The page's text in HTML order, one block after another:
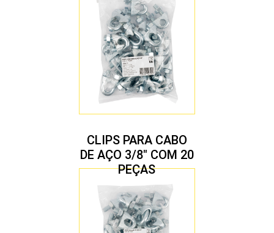
CLIPS PARA CABO
DE AÇO 3/8″ COM 20
PEÇAS